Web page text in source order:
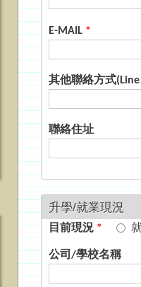
E-MAIL *
其他聯絡方式
聯絡住址
升學/就業現況
目前現況 *
公司/學校名稱